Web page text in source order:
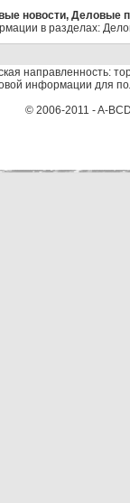
новости, Деловые
в разделах:
направленность:
информации для
© 2006-2011 - A-